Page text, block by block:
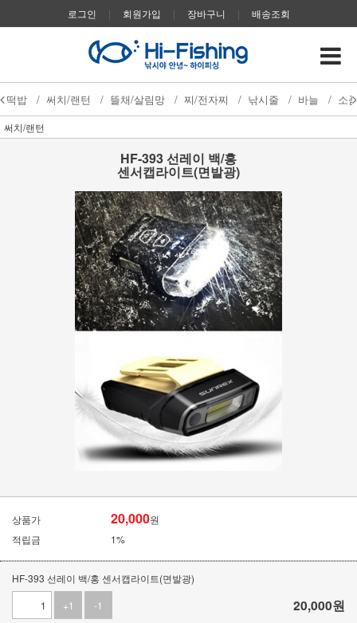
로그인 | 회원가입 | 장바구니 | 배송조회
떡밥 / 써치/랜턴 / 뜰채/살림망 / 찌/전자찌 / 낚시줄 / 바늘 / 소
써치/랜턴
HF-393 선레이 백/홍
센서캡라이트(면발광)
상품가 20,000원
적립금
1%
HF-393 선레이 백/홍 센서캡라이트(면발광)
+1
-1 20,000원